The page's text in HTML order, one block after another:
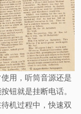
用，听筒音源还是
钮就是挂断电话。
机过程中，快速双